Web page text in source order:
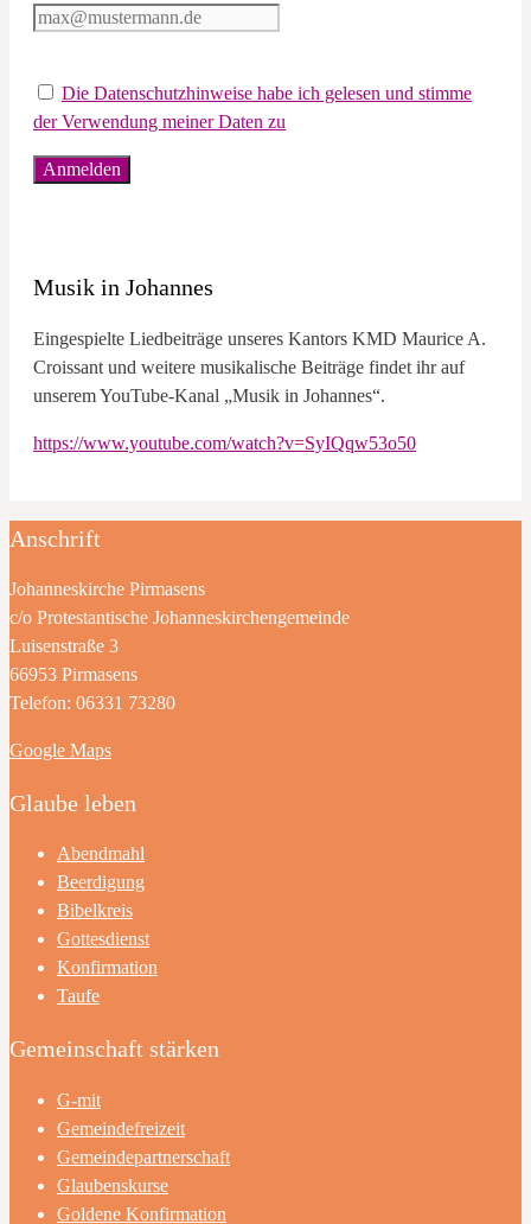
Die Datenschutzhinweise habe ich gelesen und stimme
der Verwendung meiner Daten zu
Musik in Johannes
Eingespielte Liedbeiträge unseres Kantors KMD Maurice A.
Croissant und weitere musikalische Beiträge findet ihr auf
unserem YouTube-Kanal „Musik in Johannes“.
https://www.youtube.com/watch?v=SyIQqw53o50
Anschrift
Johanneskirche Pirmasens
c/o Protestantische Johanneskirchengemeinde
Luisenstraße 3
66953 Pirmasens
Telefon: 06331 73280
Google Maps
Glaube leben
Abendmahl
Beerdigung
Bibelkreis
Gottesdienst
Konfirmation
Taufe
Gemeinschaft stärken
G-mit
Gemeindefreizeit
Gemeindepartnerschaft
Glaubenskurse
Goldene Konfirmation